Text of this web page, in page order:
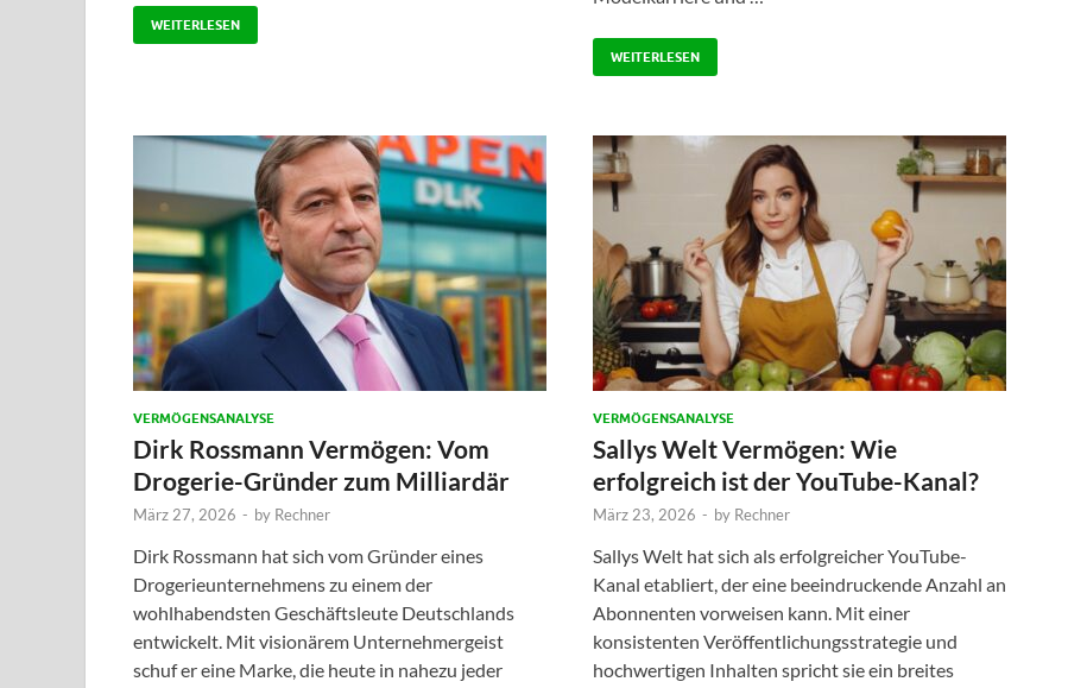
WEITERLESEN
WEITERLESEN
VERMÖGENSANALYSE
Dirk Rossmann Vermögen: Vom
Drogerie-Gründer zum Milliardär
März 27, 2026 - by Rechner
Dirk Rossmann hat sich vom Gründer eines
Drogerieunternehmens zu einem der
wohlhabendsten Geschäftsleute Deutschlands
entwickelt. Mit visionärem Unternehmergeist
schuf er eine Marke, die heute in nahezu jeder
VERMÖGENSANALYSE
Sallys Welt Vermögen: Wie
erfolgreich ist der YouTube-Kanal?
März 23, 2026 - by Rechner
Sallys Welt hat sich als erfolgreicher YouTube-
Kanal etabliert, der eine beeindruckende Anzahl an
Abonnenten vorweisen kann. Mit einer
konsistenten Veröffentlichungsstrategie und
hochwertigen Inhalten spricht sie ein breites